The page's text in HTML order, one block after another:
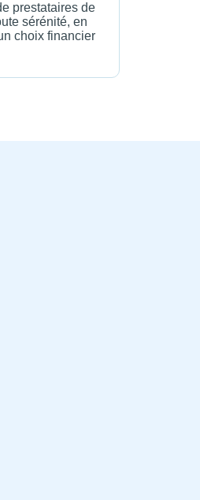
prestataires de
sérénité, en
choix financier